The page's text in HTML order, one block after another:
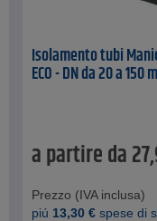
Isolamento tubi
ECO - DN da 20 a
a partire da
Prezzo (IVA inclusa)
piú 13,30 € spese di